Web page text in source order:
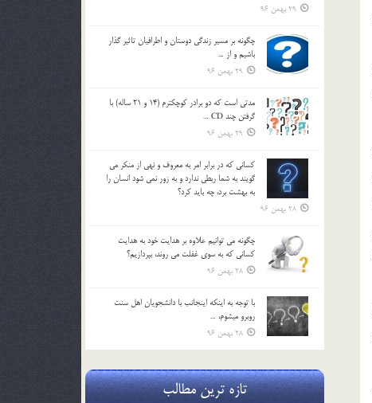
29 بهمن 96
چگونه بر مسير زندگي دوستان و اطرافيان تاثير گذار
باشيم و از …
29 بهمن 96
مدتي است كه دو برادر كوچكترم (14 و 21 ساله) با
گرفتن چند CD …
29 بهمن 96
كساني كه در برابر امر به معروف و نهي از منكر مي
گويند به شما ربطي ندارد و به زور نمي شود انسان را
به بهشت برد، چه بايد كرد؟
28 بهمن 96
چگونه مي توانيم علاوه بر هدايت خود به هدايت
كساني كه به سوي غفلت مي روند، بپردازيم؟
28 بهمن 96
با توجه به اينكه اينجانب با دانشجويان اهل سنت
روبرو مي‎شوم، …
28 بهمن 96
تازه ترین مطالب